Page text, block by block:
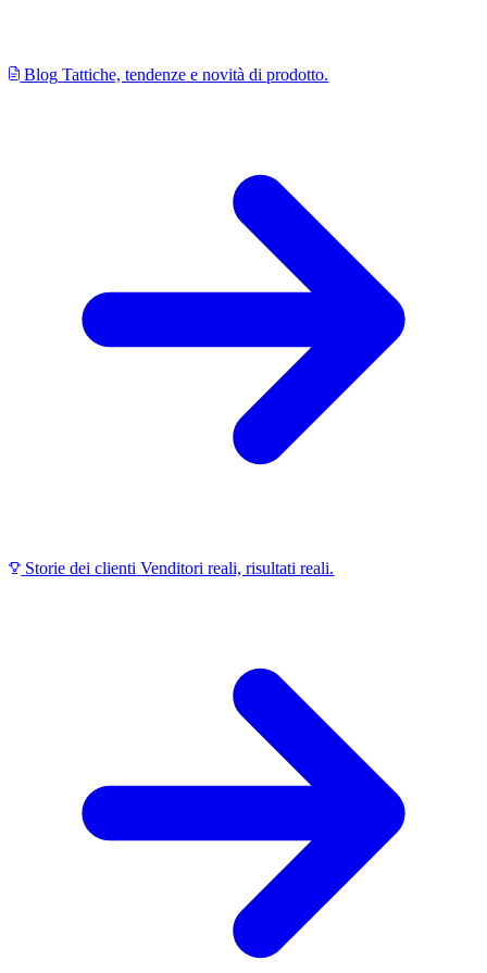
Blog Tattiche, tendenze e novità di prodotto.
Storie dei clienti Venditori reali, risultati reali.